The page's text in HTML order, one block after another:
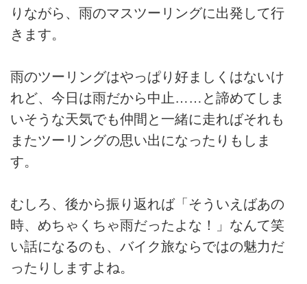
りながら、雨のマスツーリングに出発して行
きます。
雨のツーリングはやっぱり好ましくはないけ
れど、今日は雨だから中止……と諦めてしま
いそうな天気でも仲間と一緒に走ればそれも
またツーリングの思い出になったりもしま
す。
むしろ、後から振り返れば「そういえばあの
時、めちゃくちゃ雨だったよな！」なんて笑
い話になるのも、バイク旅ならではの魅力だ
ったりしますよね。